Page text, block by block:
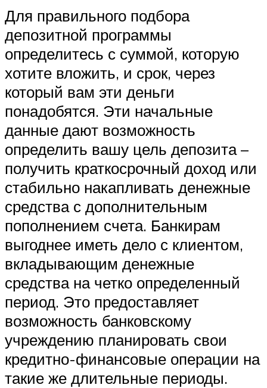
Для правильного подбора
депозитной программы
определитесь с суммой, которую
хотите вложить, и срок, через
который вам эти деньги
понадобятся. Эти начальные
данные дают возможность
определить вашу цель депозита –
получить краткосрочный доход или
стабильно накапливать денежные
средства с дополнительным
пополнением счета. Банкирам
выгоднее иметь дело с клиентом,
вкладывающим денежные
средства на четко определенный
период. Это предоставляет
возможность банковскому
учреждению планировать свои
кредитно-финансовые операции на
такие же длительные периоды.